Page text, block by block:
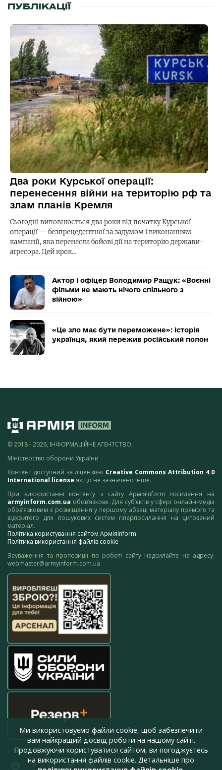
ПУБЛІКАЦІЇ
Два роки Курської операції:
перенесення війни на територію рф та
злам планів Кремля
Сьогодні виповнюється два роки від початку Курської
операції — безпрецедентної за задумом і виконанням
кампанії, яка перенесла бойові дії на територію держави-
агресора. Цей крок…
Актор і офіцер Володимир Ращук: «Воєнні
фільми не мають нічого спільного з
війною»
«Це зло має бути переможене»: історія
українця, який пережив російський полон
© 2018 - 2026, ІНФОРМАЦІЙНЕ АГЕНТСТВО,
Міністерство оборони України
Контент доступний за ліцензією Creative Commons Attribution 4.0
International license якщо не зазначено інше.
При використанні контенту з сайту АрміяInform посилання на
armyinform.com.ua обов’язкове. Для суб’єктів у сфері онлайн-медіа
обов’язковим є розміщення у першому абзаці матеріалу прямого та
відкритого для пошукових систем гіперпосилання на цитований
матеріал.
Політика користування сайтом АрміяInform
Політика використання файлів cookie
Зауваження та пропозиції по роботі сайту надсилайте на адресу:
webmaster@armyinform.com.ua
press@armyinform.com.ua
Ми використовуємо файли cookie, щоб забезпечити
вам найкращий досвід роботи на нашому сайті.
Продовжуючи користуватися сайтом, ви погоджуєтесь
на використання файлів cookie. Детальніше про